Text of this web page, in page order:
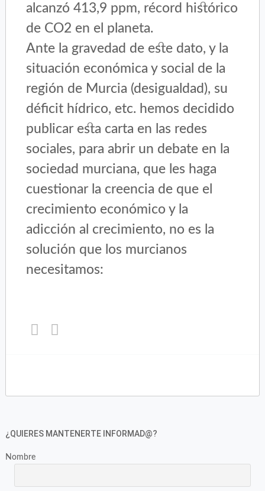
alcanzó 413,9 ppm, récord histórico
de CO2 en el planeta.
Ante la gravedad de este dato, y la
situación económica y social de la
región de Murcia (desigualdad), su
déficit hídrico, etc. hemos decidido
publicar esta carta en las redes
sociales, para abrir un debate en la
sociedad murciana, que les haga
cuestionar la creencia de que el
crecimiento económico y la
adicción al crecimiento, no es la
solución que los murcianos
necesitamos:
Haz
Twitter
en
Facebook
en
¿QUIERES MANTENERTE INFORMAD@?
Nombre